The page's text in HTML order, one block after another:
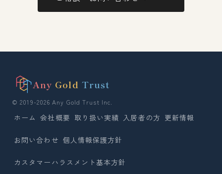
Any Gold Trust
© 2019-2026 Any Gold Trust Inc.
ホーム 会社概要 取り扱い実績 入居者の方 更新情報
お問い合わせ 個人情報保護方針
カスタマーハラスメント基本方針